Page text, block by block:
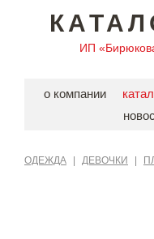
ИП
о компании
ОДЕЖДА ДЕВОЧКИ